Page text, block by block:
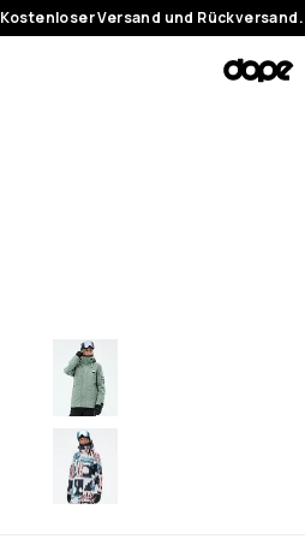
Kostenloser Versand und Rückversand.